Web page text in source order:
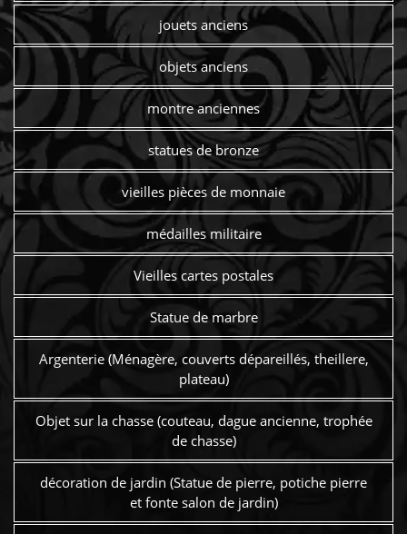
jouets anciens
objets anciens
montre anciennes
statues de bronze
vieilles pièces de monnaie
médailles militaire
Vieilles cartes postales
Statue de marbre
Argenterie (Ménagère, couverts dépareillés, theillere,
plateau)
Objet sur la chasse (couteau, dague ancienne, trophée
de chasse)
décoration de jardin (Statue de pierre, potiche pierre
et fonte salon de jardin)